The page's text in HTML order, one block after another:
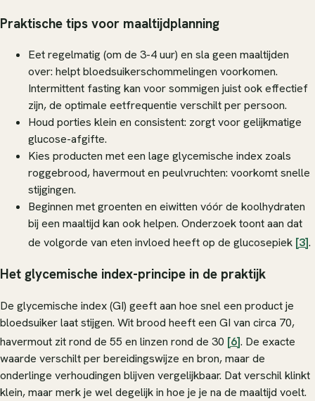
Praktische tips voor maaltijdplanning
Eet regelmatig (om de 3-4 uur) en sla geen maaltijden
over: helpt bloedsuikerschommelingen voorkomen.
Intermittent fasting kan voor sommigen juist ook effectief
zijn, de optimale eetfrequentie verschilt per persoon.
Houd porties klein en consistent: zorgt voor gelijkmatige
glucose-afgifte.
Kies producten met een lage glycemische index zoals
roggebrood, havermout en peulvruchten: voorkomt snelle
stijgingen.
Beginnen met groenten en eiwitten vóór de koolhydraten
bij een maaltijd kan ook helpen. Onderzoek toont aan dat
de volgorde van eten invloed heeft op de glucosepiek [3].
Het glycemische index-principe in de praktijk
De glycemische index (GI) geeft aan hoe snel een product je
bloedsuiker laat stijgen. Wit brood heeft een GI van circa 70,
havermout zit rond de 55 en linzen rond de 30 [6]. De exacte
waarde verschilt per bereidingswijze en bron, maar de
onderlinge verhoudingen blijven vergelijkbaar. Dat verschil klinkt
klein, maar merk je wel degelijk in hoe je je na de maaltijd voelt.